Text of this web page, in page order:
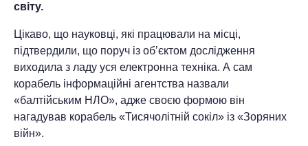
світу.
Цікаво, що науковці, які працювали на місці,
підтвердили, що поруч із об’єктом дослідження
виходила з ладу уся електронна техніка. А сам
корабель інформаційні агентства назвали
«балтійським НЛО», адже своєю формою він
нагадував корабель «Тисячолітній сокіл» із «Зоряних
війн».